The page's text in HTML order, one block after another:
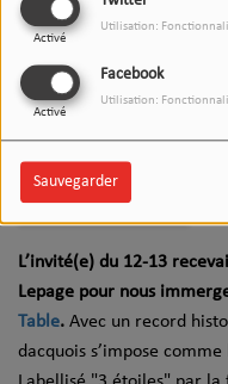
Activé
Utilisation:
Facebook
Activé
Utilisation:
Sauvegarder
17 FÉVRIER 2026
Écouter le podcast
L’invité(e) du 12-13
Lepage pour nous
Table. Avec un record
dacquois s’impose